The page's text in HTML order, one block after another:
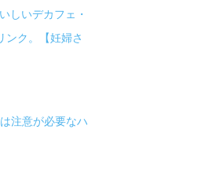
しいデカフェ・
ンク。【妊婦さ
注意が必要なハ